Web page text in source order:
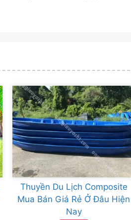
Thuyền Du Lịch Composite
Mua Bán Giá Rẻ Ở Đâu Hiện
Nay